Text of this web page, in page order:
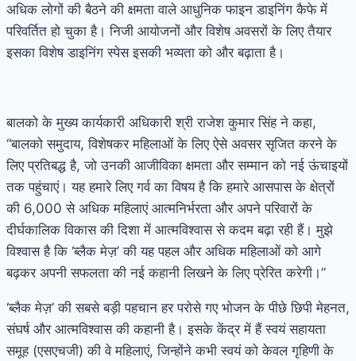
अधिक लोगों की बैठने की क्षमता वाले आधुनिक फाइन डाइनिंग कैफे में
परिवर्तित हो चुका है। निजी आयोजनों और विशेष अवसरों के लिए तैयार
इसका विशेष डाइनिंग स्पेस इसकी भव्यता को और बढ़ाता है।
बालको के मुख्य कार्यकारी अधिकारी श्री राजेश कुमार सिंह ने कहा,
“बालको समुदाय, विशेषकर महिलाओं के लिए ऐसे अवसर सृजित करने के
लिए प्रतिबद्ध है, जो उनकी आजीविका क्षमता और सम्मान को नई ऊंचाइयों
तक पहुंचाएं। यह हमारे लिए गर्व का विषय है कि हमारे आसपास के क्षेत्रों
की 6,000 से अधिक महिलाएं आत्मनिर्भरता और अपने परिवारों के
दीर्घकालिक विकास की दिशा में आत्मविश्वास से कदम बढ़ा रही हैं। मुझे
विश्वास है कि ‘ब्लैक मेज़’ की यह पहल और अधिक महिलाओं को आगे
बढ़कर अपनी सफलता की नई कहानी लिखने के लिए प्रेरित करेगी।”
‘ब्लैक मेज़’ की सबसे बड़ी पहचान हर परोसे गए भोजन के पीछे छिपी मेहनत,
संघर्ष और आत्मविश्वास की कहानी है। इसके केंद्र में हैं स्वयं सहायता
समूह (एसएचजी) की वे महिलाएं, जिन्होंने कभी स्वयं को केवल गृहिणी के